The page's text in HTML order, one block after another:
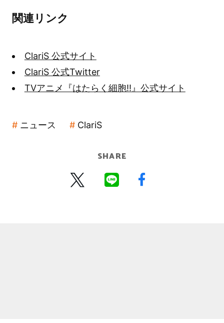
関連リンク
ClariS 公式サイト
ClariS 公式Twitter
TVアニメ『はたらく細胞!!』公式サイト
ニュース ClariS
SHARE